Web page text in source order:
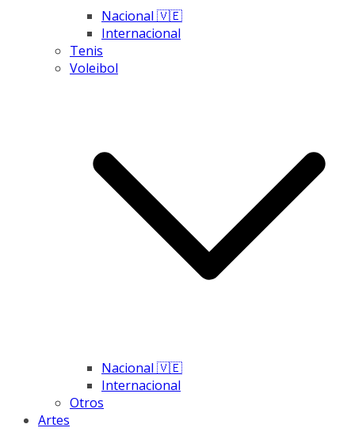
Nacional 🇻🇪
Internacional
Tenis
Voleibol
Nacional 🇻🇪
Internacional
Otros
Artes